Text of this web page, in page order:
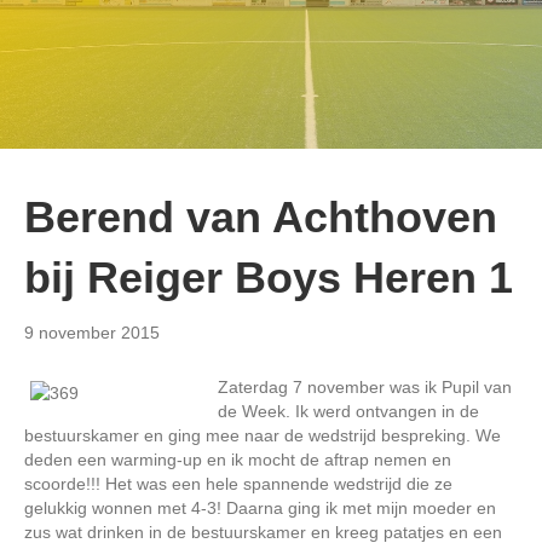
Berend van Achthoven
bij Reiger Boys Heren 1
9 november 2015
Zaterdag 7 november was ik Pupil van
de Week. Ik werd ontvangen in de
bestuurskamer en ging mee naar de wedstrijd bespreking. We
deden een warming-up en ik mocht de aftrap nemen en
scoorde!!! Het was een hele spannende wedstrijd die ze
gelukkig wonnen met 4-3! Daarna ging ik met mijn moeder en
zus wat drinken in de bestuurskamer en kreeg patatjes en een